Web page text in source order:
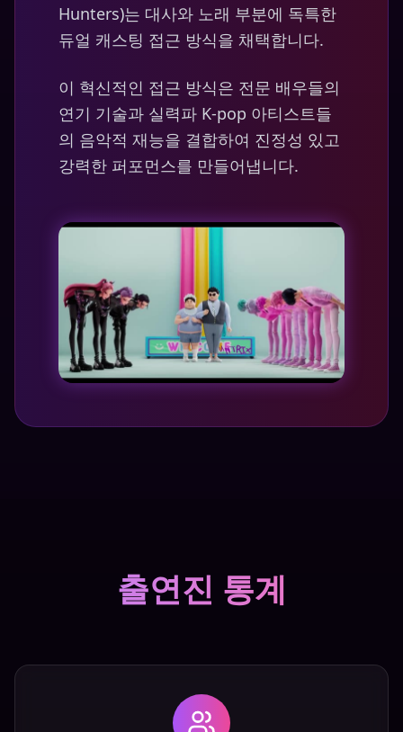
Hunters)는 대사와 노래 부분에 독특한
듀얼 캐스팅 접근 방식을 채택합니다.
이 혁신적인 접근 방식은 전문 배우들의
연기 기술과 실력파 K-pop 아티스트들
의 음악적 재능을 결합하여 진정성 있고
강력한 퍼포먼스를 만들어냅니다.
출연진 통계